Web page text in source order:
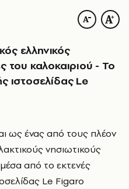
ελληνικός
του καλοκαιριού - Το
ιστοσελίδας Le
ως ένας από τους πλέον
νησιωτικούς
από το εκτενές
Le Figaro